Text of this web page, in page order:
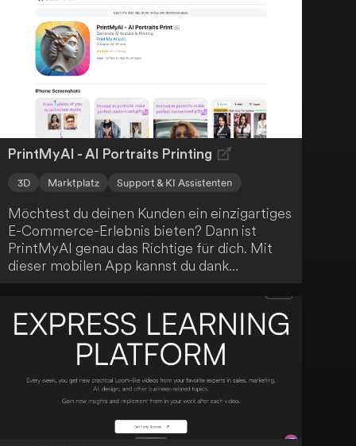
Community aufzubauen.
PrintMyAI - AI Portraits Printing
3D Marktplatz Support & KI Assistenten
Möchtest du deinen Kunden ein einzigartiges
E-Commerce-Erlebnis bieten? Dann ist
PrintMyAI genau das Richtige für dich. Mit
dieser mobilen App kannst du dank
personalisierte Porträts erstellen, die du auf
T-Shirts, Tassen und weitere Produkte
drucken lassen kannst. Die eigens
entwickelte Technologie von PrintMyAI
eröffnet dir neue, fesselnde Möglichkeiten,
dein Angebot zu bereichern.